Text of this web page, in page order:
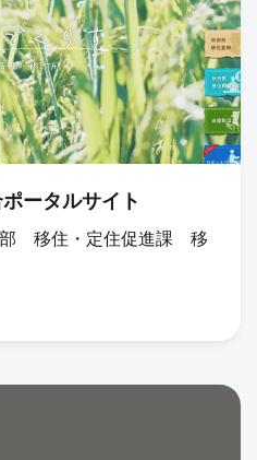
ータルサイト
移住・定住促進課 移